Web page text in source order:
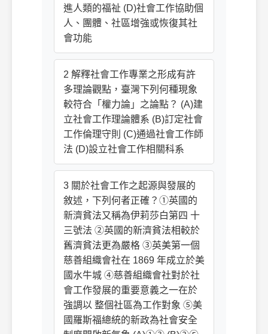
進人類的福祉 (D)社會工作協助個
人、團體、社區增強或恢復其社
會功能
2 解釋社會工作專業之形成有許
多理論觀點，臺灣下列何種現象
較符合「權力論」之論點？ (A)建
立社會工作理論體系 (B)訂定社會
工作倫理守則 (C)通過社會工作師
法 (D)設立社會工作相關科系
3 關於社會工作之起源與發展的
敘述，下列何者正確？①英國的
新濟貧法又稱為伊莉莎白第四 十
三號法 ②英國的新濟貧法相較於
舊濟貧法更為嚴格 ③英美第一個
慈善組織會社在 1869 年成立於美
國水牛城 ④慈善組織會社對於社
會工作發展的重要意義之一在於
強調以 整個社區為工作對象 ⑤美
國羅斯福總統的新政為社會安全